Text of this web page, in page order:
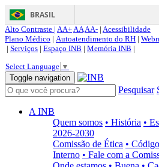
BRASIL
Alto Contraste | AA+AAAA- | Acessibilidade
Plano Médico | Autoatendimento do RH |
| Serviços | Espaço INB | Memória INB |
Select Language ▼
Toggle navigation
Pesquisar
A INB
Quem somos • História •
2026-2030
Comissão de Ética •
Interno • Fale com a